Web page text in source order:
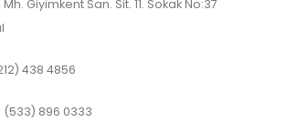
Giyimkent San. Sit. 11. Sokak No:37
438 4856
896 0333